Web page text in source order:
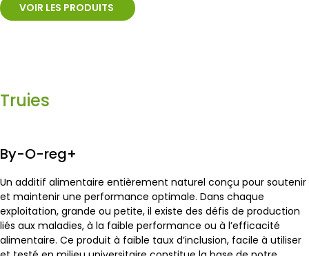
VOIR LES PRODUITS
Truies
By-O-reg+
Un additif alimentaire entièrement naturel conçu pour soutenir
et maintenir une performance optimale. Dans chaque
exploitation, grande ou petite, il existe des défis de production
liés aux maladies, à la faible performance ou à l’efficacité
alimentaire. Ce produit à faible taux d’inclusion, facile à utiliser